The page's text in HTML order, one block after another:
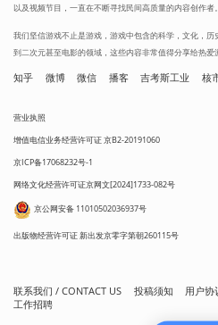
以及视频节目，一直在不断寻找民间高质量的内容创作者。
我们坚信游戏不止是游戏，游戏中包含的科学，文化，
到二次元甚至电影的领域，这些内容非常值得分享给热爱
知乎 微博 微信 播客 吉考斯工业 核
营业执照
增值电信业务经营许可证 京B2-20191060
京ICP备17068232号-1
网络文化经营许可证京网文[2024]1733-082号
京公网安备 11010502036937号
出版物经营许可证 新出发京零字第朝260115号
联系我们 / CONTACT US 投稿须知 用户协
工作招聘